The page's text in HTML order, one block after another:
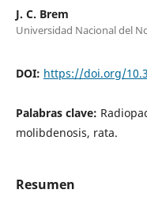
J. C. Brem
Universidad Nacional del
DOI: https://doi.org/
Palabras clave:
molibdenosis, rata.
Resumen